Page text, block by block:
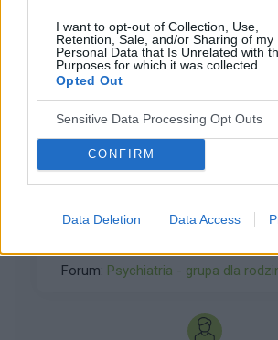
I want to opt-out of Collection, Use,
Retention, Sale, and/or Sharing of my
Personal Data that Is Unrelated with
Purposes for which it was collected.
Opted Out
Sensitive Data Processing Opt Outs
CONFIRM
Data Deletion Data Access
ZOBACZ INNE
alieen1992
Witam. Mój problem zaczął się
piersiowej, poszedłem do lekarza
zrobił rtg klatki piersiowej, ekg,
nerwoból. Wróciłem do pracy,
lepiej, do grudnia zeszłego roku,
Forum: Psychiatria - grupa dla